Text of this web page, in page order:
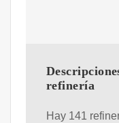
refinería
Hay 141